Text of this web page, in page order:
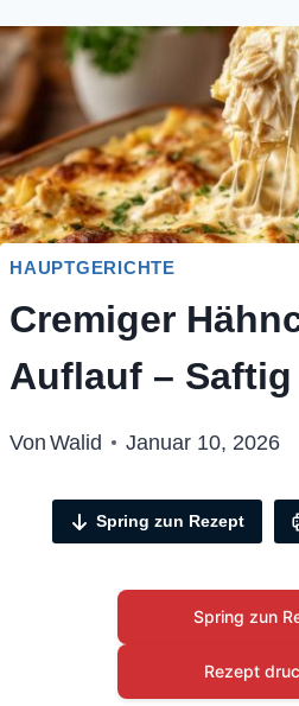
HAUPTGERICHTE
Cremiger
Auflauf –
Von Walid Januar 10, 2026
Spring zun Rezept
Spring zun
Rezept